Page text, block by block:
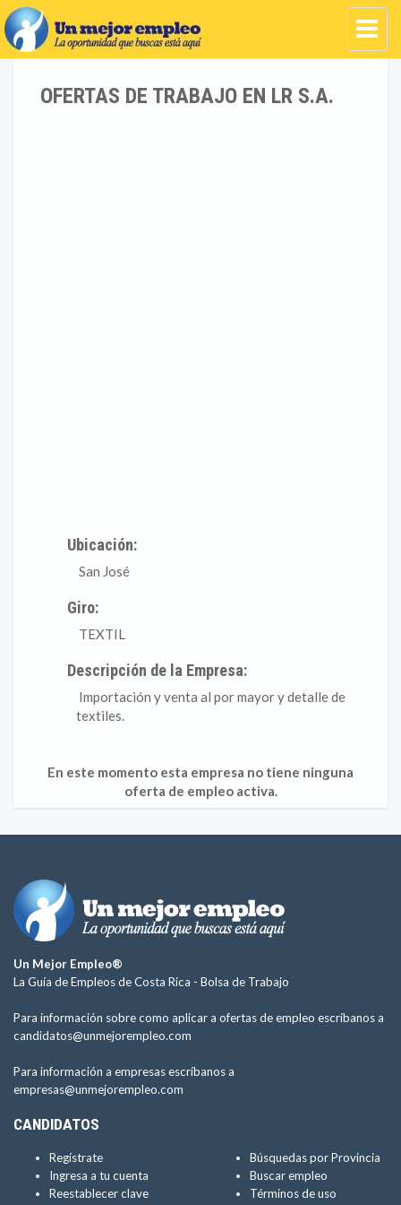
OFERTAS DE TRABAJO EN LR S.A.
Ubicación:
San José
Giro:
TEXTIL
Descripción de la Empresa:
Importación y venta al por mayor y detalle de
textiles.
En este momento esta empresa no tiene ninguna
oferta de empleo activa.
Un Mejor Empleo®
La Guía de Empleos de Costa Rica - Bolsa de Trabajo
Para información sobre como aplicar a ofertas de empleo escríbanos a
candidatos@unmejorempleo.com
Para información a empresas escríbanos a
empresas@unmejorempleo.com
CANDIDATOS
Regístrate
Ingresa a tu cuenta
Reestablecer clave
Búsquedas por Provincia
Buscar empleo
Términos de uso